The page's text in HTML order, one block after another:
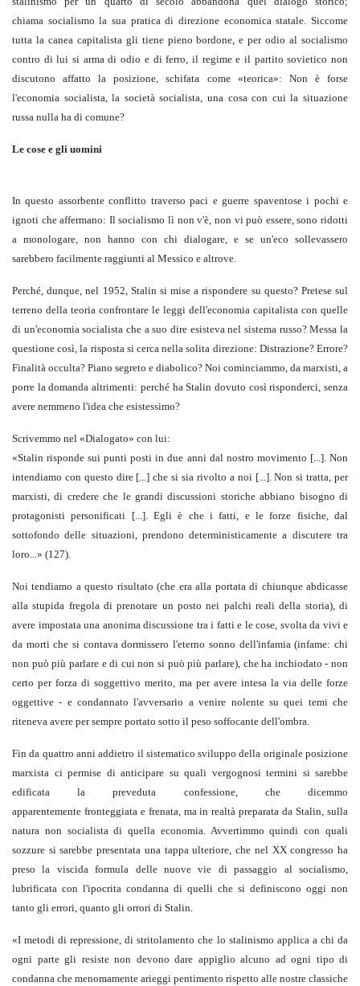
chiama socialismo la sua pratica di direzione economica statale. Siccome
tutta la canea capitalista gli tiene pieno bordone, e per odio al socialismo
contro di lui si arma di odio e di ferro, il regime e il partito sovietico non
discutono affatto la posizione, schifata come «teorica»: Non è forse
l'economia socialista, la società socialista, una cosa con cui la situazione
russa nulla ha di comune?
Le cose e gli uomini
In questo assorbente conflitto traverso paci e guerre spaventose i pochi e
ignoti che affermano: Il socialismo lì non v'è, non vi può essere, sono ridotti
a monologare, non hanno con chi dialogare, e se un'eco sollevassero
sarebbero facilmente raggiunti al Messico e altrove.
Perché, dunque, nel 1952, Stalin si mise a rispondere su questo? Pretese sul
terreno della teoria confrontare le leggi dell'economia capitalista con quelle
di un'economia socialista che a suo dire esisteva nel sistema russo? Messa la
questione così, la risposta si cerca nella solita direzione: Distrazione? Errore?
Finalità occulta? Piano segreto e diabolico? Noi cominciammo, da marxisti, a
porre la domanda altrimenti: perché ha Stalin dovuto così risponderci, senza
avere nemmeno l'idea che esistessimo?
Scrivemmo nel «Dialogato» con lui:
«Stalin risponde sui punti posti in due anni dal nostro movimento [...]. Non
intendiamo con questo dire [...] che si sia rivolto a noi [...]. Non si tratta, per
marxisti, di credere che le grandi discussioni storiche abbiano bisogno di
protagonisti personificati [...]. Egli è che i fatti, e le forze fisiche, dal
sottofondo delle situazioni, prendono deterministicamente a discutere tra
loro...» (127).
Noi tendiamo a questo risultato (che era alla portata di chiunque abdicasse
alla stupida fregola di prenotare un posto nei palchi reali della storia), di
avere impostata una anonima discussione tra i fatti e le cose, svolta da vivi e
da morti che si contava dormissero l'eterno sonno dell'infamia (infame: chi
non può più parlare e di cui non si può più parlare), che ha inchiodato - non
certo per forza di soggettivo merito, ma per avere intesa la via delle forze
oggettive - e condannato l'avversario a venire nolente su quei temi che
riteneva avere per sempre portato sotto il peso soffocante dell'ombra.
Fin da quattro anni addietro il sistematico sviluppo della originale posizione
marxista ci permise di anticipare su quali vergognosi termini si sarebbe
edificata la preveduta confessione, che dicemmo
apparentemente fronteggiata e frenata, ma in realtà preparata da Stalin, sulla
natura non socialista di quella economia. Avvertimmo quindi con quali
sozzure si sarebbe presentata una tappa ulteriore, che nel XX congresso ha
preso la viscida formula delle nuove vie di passaggio al socialismo,
lubrificata con l'ipocrita condanna di quelli che si definiscono oggi non
tanto gli errori, quanto gli orrori di Stalin.
«I metodi di repressione, di stritolamento che lo stalinismo applica a chi da
ogni parte gli resiste non devono dare appiglio alcuno ad ogni tipo di
condanna che menomamente arieggi pentimento rispetto alle nostre classiche